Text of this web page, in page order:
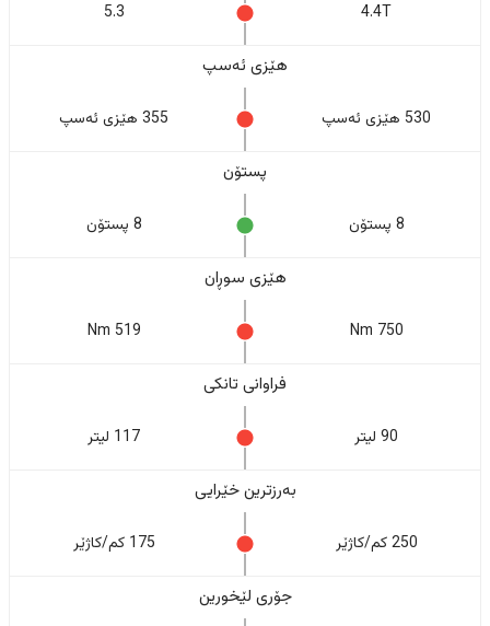
4.4T
5.3
هێزی ئەسپ
530 هێزی ئەسپ 355 هێزی ئەسپ
پستۆن
8 پستۆن 8 پستۆن
هێزی سوڕان
750 Nm
519 Nm
فراوانی تانکی
90 لیتر 117 لیتر
بەرزترین خێرایی
250 کم/کاژێر 175 کم/کاژێر
جۆری لێخورین